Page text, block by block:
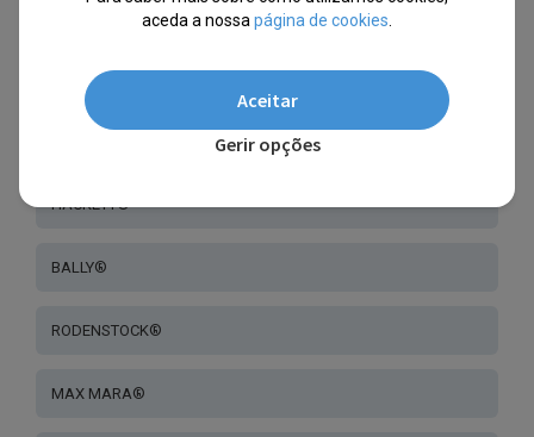
SCOTCH & SODA®
GOODBYE, RITA®
HACKETT®
BALLY®
RODENSTOCK®
MAX MARA®
aceda a nossa página de cookies
Aceitar
Gerir opções